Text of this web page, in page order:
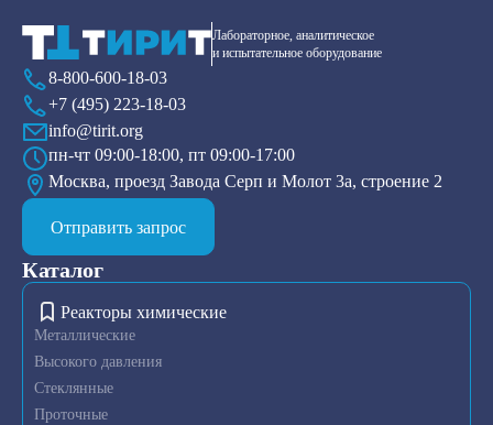
Лабораторное, аналитическое
и испытательное оборудование
8-800-600-18-03
+7 (495) 223-18-03
info@tirit.org
пн-чт 09:00-18:00, пт 09:00-17:00
Москва, проезд Завода Серп и Молот 3а, строение 2
Отправить запрос
Каталог
Реакторы химические
Металлические
Высокого давления
Стеклянные
Проточные